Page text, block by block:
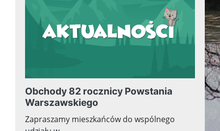
Obchody 82 rocznicy Powstania
Warszawskiego
Zapraszamy mieszkańców do wspólnego